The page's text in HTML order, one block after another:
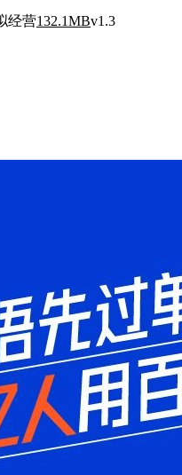
经营132.1MBv1.3